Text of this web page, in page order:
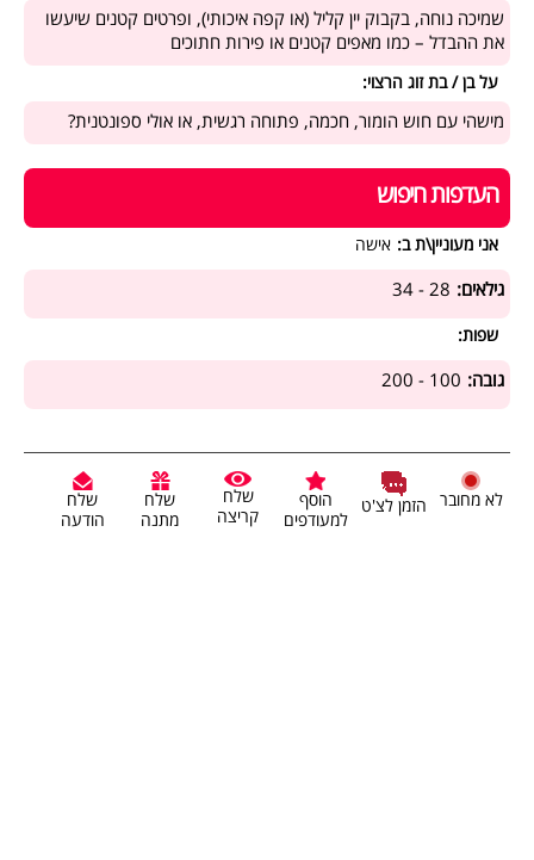
שמיכה נוחה, בקבוק יין קליל (או קפה איכותי), ופרטים קטנים שיעשו
את ההבדל – כמו מאפים קטנים או פירות חתוכים
על בן / בת זוג הרצוי:
מישהי עם חוש הומור, חכמה, פתוחה רגשית, או אולי ספונטנית?
העדפות חיפוש
אני מעוניין\ת ב: אישה
גילאים: 28 - 34
שפות:
גובה: 100 - 200
לא מחובר הזמן לצ'ט
הוסף
למעודפים
שלח
קריצה
שלח
מתנה
שלח
הודעה